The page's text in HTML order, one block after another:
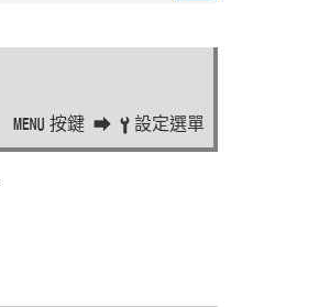
G 按鍵 B 設定選單